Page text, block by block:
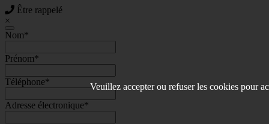
Veuillez accepter ou refuser les cookies pour
Être rappelé
×
Nom*
Prénom*
Téléphone*
Adresse électronique*